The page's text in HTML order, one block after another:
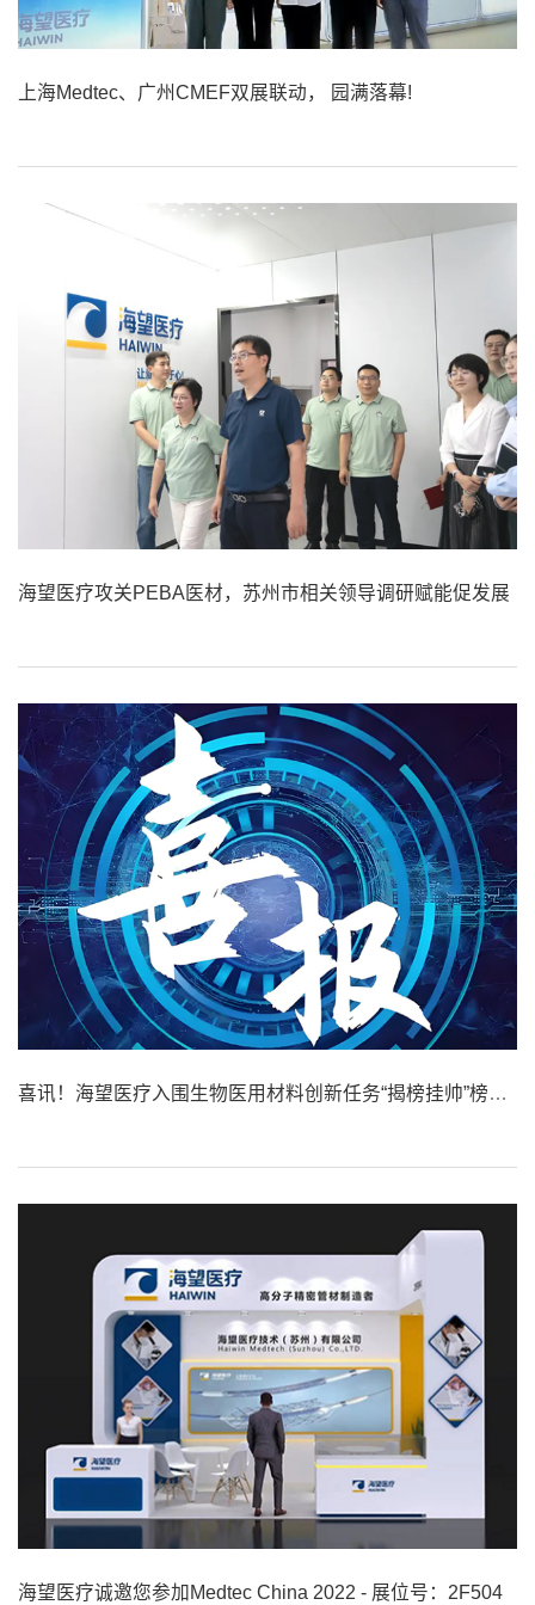
上海Medtec、广州CMEF双展联动， 园满落幕!
海望医疗攻关PEBA医材，苏州市相关领导调研赋能促发展
喜讯！海望医疗入围生物医用材料创新任务“揭榜挂帅”榜单！
海望医疗诚邀您参加Medtec China 2022 - 展位号：2F504